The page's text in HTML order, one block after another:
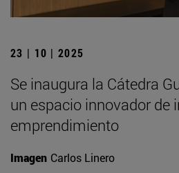
23 | 10 | 2025
Se inaugura la Cátedra
un espacio innovador de
emprendimiento
Imagen Carlos Linero